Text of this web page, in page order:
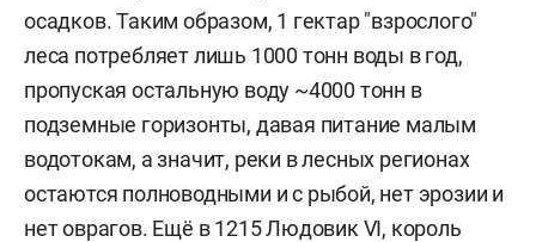
осадков. Таким образом, 1 гектар"взрослого"
леса потребляет лишь 1000 тонн воды в год,
пропуская остальную воду ~4000 тонн в
подземные горизонты, давая питание малым
водотокам, а значит, реки в лесных регионах
остаются полноводными и с рыбой, нет эрозии и
нет оврагов. Ещё в 1215 Людовик VI, король